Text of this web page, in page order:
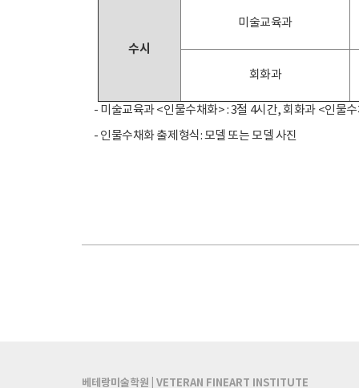
수시
미술교육과
회화과
- 미술교육과 <인물수채화> : 3절 4시간, 회화과 <인물
- 인물수채화 출제형식: 모델 또는 모델 사진
베테랑미술학원 | VETERAN FINEART INSTITUTE